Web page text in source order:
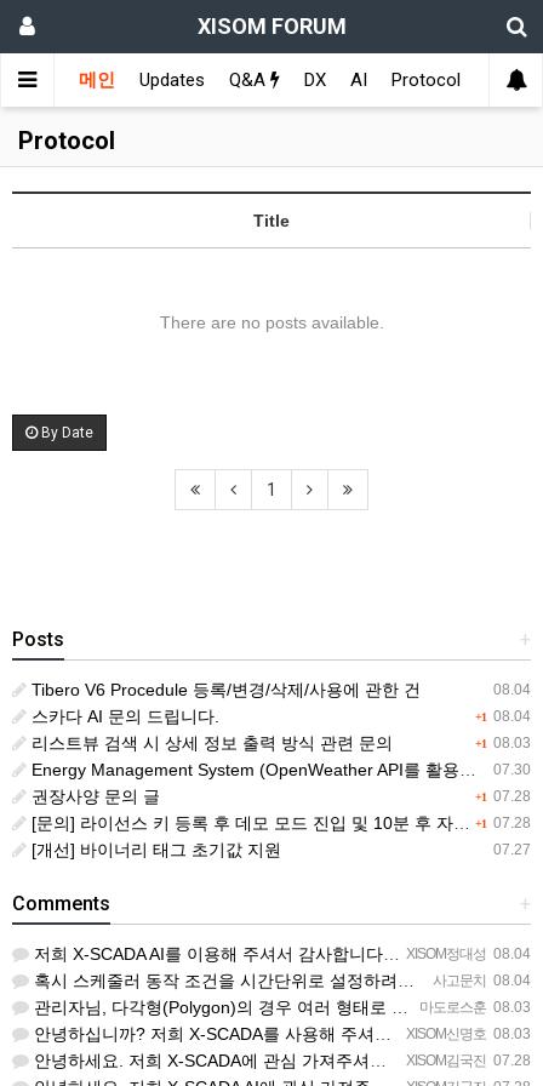
XISOM FORUM
메인 Updates Q&A DX AI Protocol
Protocol
Title
There are no posts available.
By Date
1
+
Posts
08.04
Tibero V6 Procedule 등록/변경/삭제/사용에 관한 건
+1 08.04
스카다 AI 문의 드립니다.
+1 08.03
리스트뷰 검색 시 상세 정보 출력 방식 관련 문의
07.30
Energy Management System (OpenWeather API를 활용한 날씨 정보 조회)
+1 07.28
권장사양 문의 글
+1 07.28
[문의] 라이선스 키 등록 후 데모 모드 진입 및 10분 후 자동 종료 현상
07.27
[개선] 바이너리 태그 초기값 지원
+
Comments
XISOM정대성 08.04
저희 X-SCADA AI를 이용해 주셔서 감사합니다. 문의 사항에 대하여 답변드리겠습니다. 문의하신 내용을 …
사고문치 08.04
혹시 스케줄러 동작 조건을 시간단위로 설정하려면 일단위를 여러개 설정하는거 말고 방법이 있을까요?
마도로스훈 08.03
관리자님, 다각형(Polygon)의 경우 여러 형태로 도형을 그려서 첫 점과 끝 점을 이었음에도 불구하고 완…
XISOM신명호 08.03
안녕하십니까? 저희 X-SCADA를 사용해 주셔서 감사합니다. 문의하신 리스트뷰의 열 구성 변경 기능에 대해…
XISOM김국진 07.28
안녕하세요. 저희 X-SCADA에 관심 가져주셔서 감사합니다. 자이솜 웹사이트의 X-SCADA AI 소개 페…